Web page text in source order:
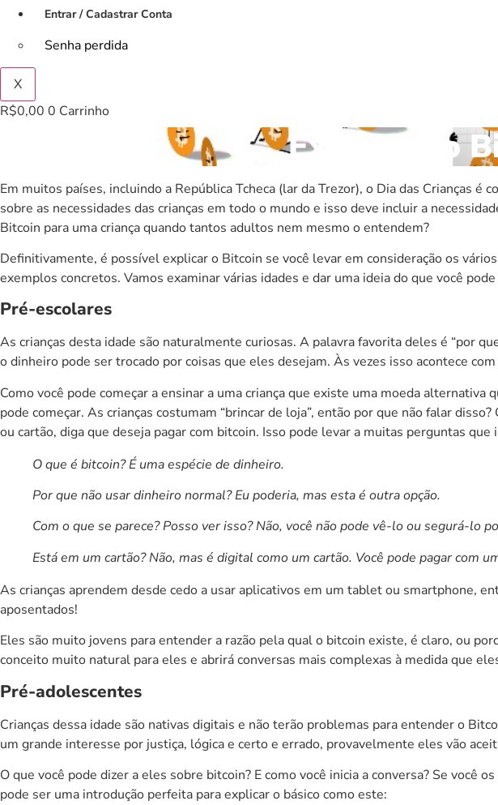
Entrar / Cadastrar Conta
Senha perdida
X
R$0,00 0 Carrinho
Explicando
Em muitos países, incluindo a República Tcheca (lar daTrezor), o Dia das Crianças é
sobre as necessidades das crianças em todo o mundo e isso deve incluir a
Bitcoin para uma criança quando tantos adultos nem mesmo o entendem?
Definitivamente, é possível explicar o Bitcoin se você levar em consideração os
exemplos concretos. Vamos examinar várias idades e dar uma ideia do que você
Pré-escolares
As crianças desta idade são naturalmente curiosas. A palavra favorita deles é “por
o dinheiro pode ser trocado por coisas que eles desejam. Às vezes isso acontece
Como você pode começar a ensinar a uma criança que existe uma moeda
pode começar. As crianças costumam “brincar de loja”, então por que não falar
ou cartão, diga que deseja pagar com bitcoin. Isso pode levar a muitas perguntas que
O que é bitcoin? É uma espécie de dinheiro.
Por que não usar dinheiro normal? Eu poderia, mas esta é outra opção.
Com o que se parece? Posso ver isso? Não, você não pode vê-lo ou segurá-lo
Está em um cartão? Não, mas é digital como um cartão. Você pode pagar com
As crianças aprendem desde cedo a usar aplicativos em um tablet ou smartphone,
aposentados!
Eles são muito jovens para entender a razão pela qual o bitcoin existe, é claro, ou
conceito muito natural para eles e abrirá conversas mais complexas à medida que
Pré-adolescentes
Crianças dessa idade são nativas digitais e não terão problemas para entender o
um grande interesse por justiça, lógica e certo e errado, provavelmente eles vão
O que você pode dizer a eles sobre bitcoin? E como você inicia a conversa? Se
pode ser uma introdução perfeita para explicar o básico como este: